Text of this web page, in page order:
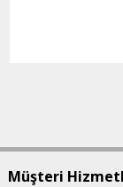
Müşteri